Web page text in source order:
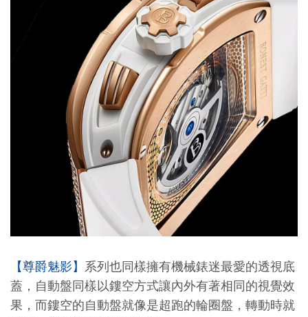
【尊爵魅影】 系列也同樣擁有機械錶迷最愛的透視底
蓋，自動盤同樣以鏤空方式讓內外有著相同的視覺效
果，而鏤空的自動盤就像是超跑的輪圈盤，轉動時就